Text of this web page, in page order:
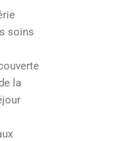
soins
la